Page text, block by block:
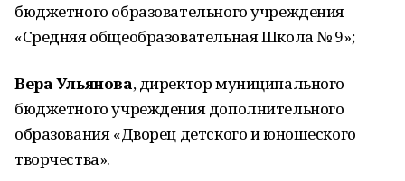
бюджетного образовательного учреждения
«Средняя общеобразовательная Школа № 9»;
Вера Ульянова, директор муниципального
бюджетного учреждения дополнительного
образования «Дворец детского и юношеского
творчества».